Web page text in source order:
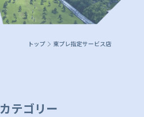
トップ 東プレ指定サービス店
カテゴリー